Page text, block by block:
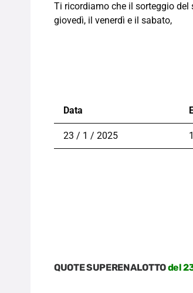
Ti ricordiamo che il sorteggio del
giovedì, il venerdì e il sabato,
Data
23 / 1 / 2025
QUOTE SUPERENALOTTOdel